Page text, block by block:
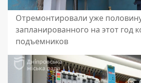
Отремонтировали уже
запланированного на этот год
подъемников